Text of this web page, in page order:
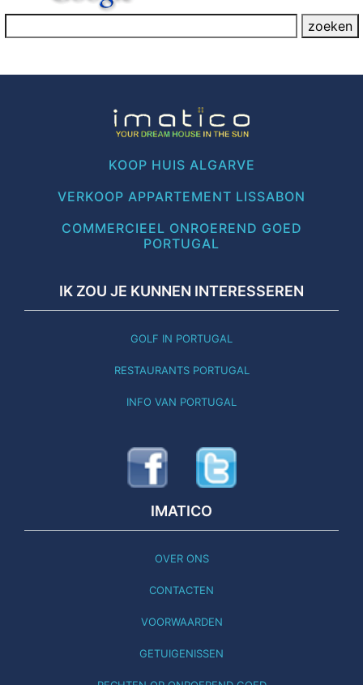
KOOP HUIS ALGARVE
VERKOOP APPARTEMENT LISSABON
COMMERCIEEL ONROEREND GOED
PORTUGAL
IK ZOU JE KUNNEN INTERESSEREN
GOLF IN PORTUGAL
RESTAURANTS PORTUGAL
INFO VAN PORTUGAL
IMATICO
OVER ONS
CONTACTEN
VOORWAARDEN
GETUIGENISSEN